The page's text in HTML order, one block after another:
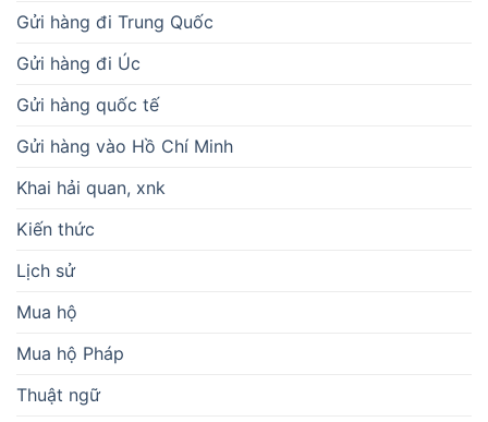
Gửi hàng đi Trung Quốc
Gửi hàng đi Úc
Gửi hàng quốc tế
Gửi hàng vào Hồ Chí Minh
Khai hải quan, xnk
Kiến thức
Lịch sử
Mua hộ
Mua hộ Pháp
Thuật ngữ